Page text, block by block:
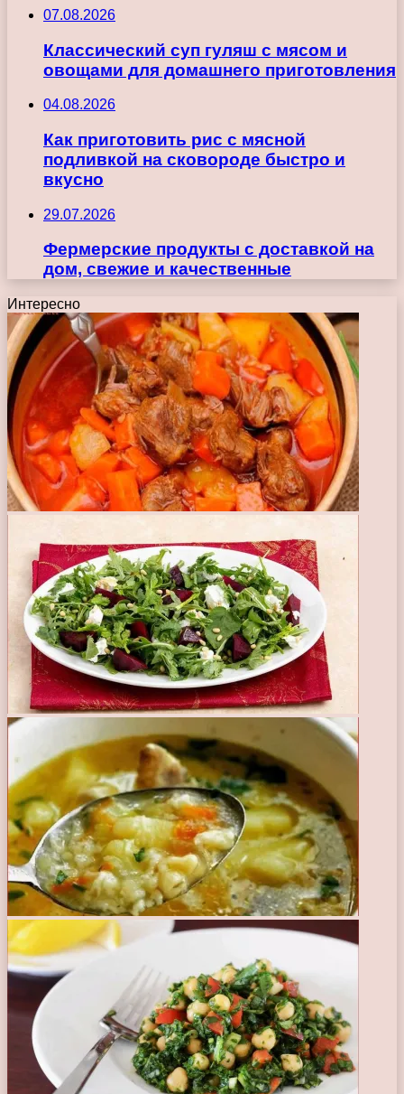
07.08.2026
Классический суп гуляш с мясом и
овощами для домашнего приготовления
04.08.2026
Как приготовить рис с мясной
подливкой на сковороде быстро и
вкусно
29.07.2026
Фермерские продукты с доставкой на
дом, свежие и качественные
Интересно